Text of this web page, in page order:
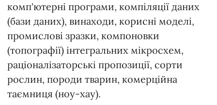
комп'ютерні програми, компіляції даних
(бази даних), винаходи, корисні моделі,
промислові зразки, компоновки
(топографії) інтегральних мікросхем,
раціоналізаторські пропозиції, сорти
рослин, породи тварин, комерційна
таємниця (ноу-хау).